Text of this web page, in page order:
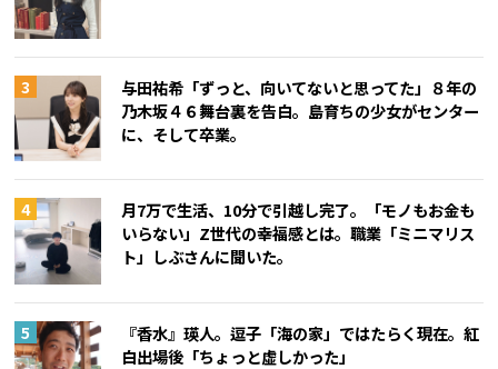
与田祐希「ずっと、向いてないと思ってた」８年の
乃木坂４６舞台裏を告白。島育ちの少女がセンター
に、そして卒業。
月7万で生活、10分で引越し完了。「モノもお金も
いらない」Z世代の幸福感とは。職業「ミニマリス
ト」しぶさんに聞いた。
『香水』瑛人。逗子「海の家」ではたらく現在。紅
白出場後「ちょっと虚しかった」